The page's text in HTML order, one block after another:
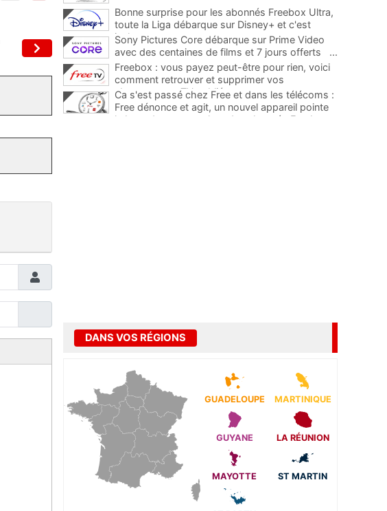
Bonne surprise pour les abonnés Freebox Ultra,
toute la Liga débarque sur Disney+ et c'est
inclus
Sony Pictures Core débarque sur Prime Video
avec des centaines de films et 7 jours offerts
...
Freebox : vous payez peut-être pour rien, voici
comment retrouver et supprimer vos
abonnements TV oubliés
...
Ca s'est passé chez Free et dans les télécoms :
Free dénonce et agit, un nouvel appareil pointe
le bout de son nez chez des abonnés Freebox...
DANS VOS RÉGIONS
GUADELOUPE MARTINIQUE
GUYANE LA RÉUNION
MAYOTTE ST MARTIN